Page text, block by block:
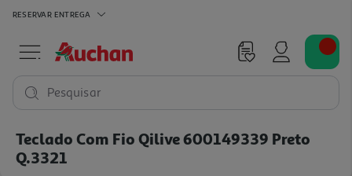
RESERVAR ENTREGA
Pesquisar
Teclado Com Fio Qilive 600149339 Preto
Q.3321